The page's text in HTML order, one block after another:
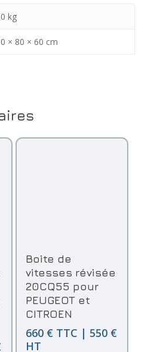
kg
× 80 × 60 cm
Boite de
vitesses révisée
20CQ55 pour
PEUGEOT et
CITROEN
660 € TTC | 550 €
HT